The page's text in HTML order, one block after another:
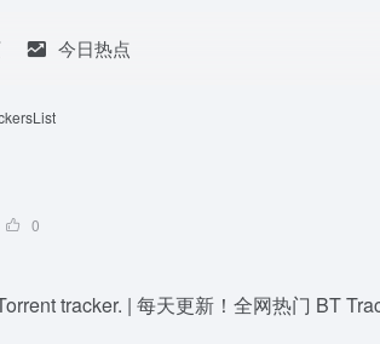
今日热点
0
tracker. | 每天更新！全网热门 BT